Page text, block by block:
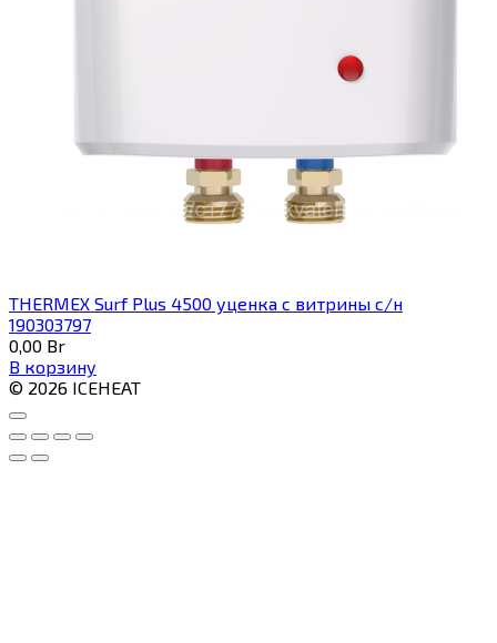
THERMEX Surf Plus 4500 уценка с витрины с/н
190303797
0,00 Br
В корзину
© 2026 ICEHEAT